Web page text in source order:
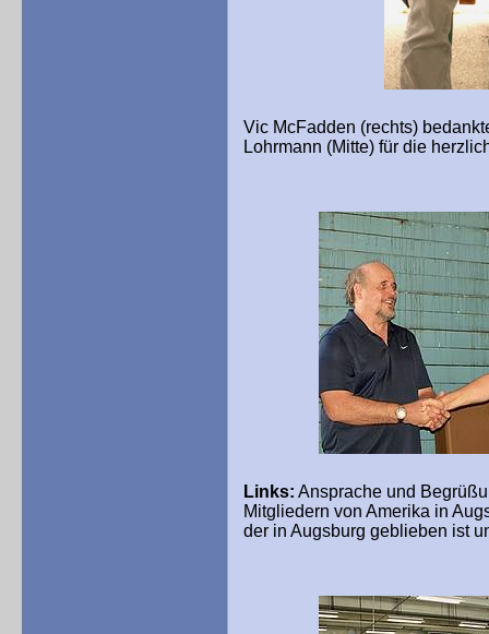
Vic McFadden (rechts)
Lohrmann (Mitte) für die
Links: Ansprache und
Mitgliedern von Amerika in
der in Augsburg geblieben ist